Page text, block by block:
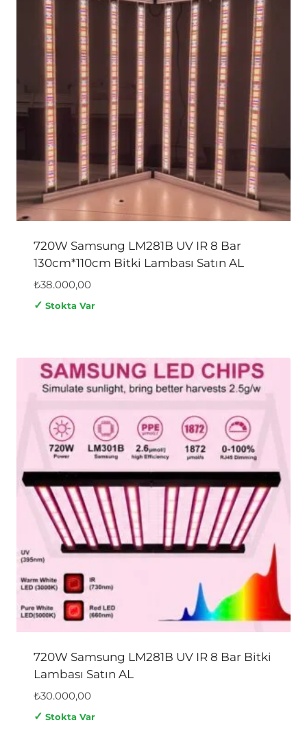
720W Samsung LM281B UV IR 8 Bar
130cm*110cm Bitki Lambası Satın AL
₺38.000,00
✓ Stokta Var
720W Samsung LM281B UV IR 8 Bar Bitki
Lambası Satın AL
₺30.000,00
✓ Stokta Var